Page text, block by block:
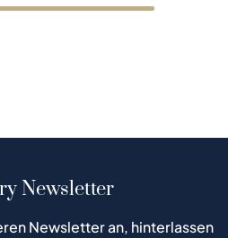
Newsletter
Newsletter an, hinterlassen